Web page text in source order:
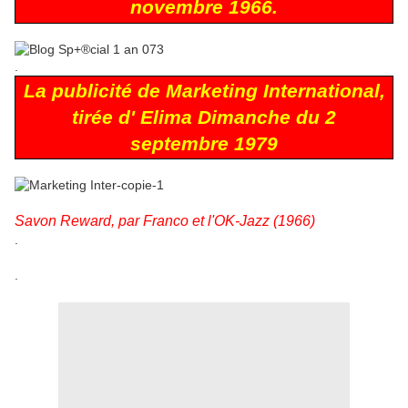
novembre 1966.
La publicité de Marketing International,
tirée d' Elima Dimanche du 2
septembre 1979
Savon Reward, par Franco et l'OK-Jazz (1966)
.
.